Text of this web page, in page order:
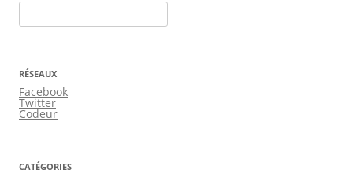
RÉSEAUX
Facebook
Twitter
Codeur
CATÉGORIES